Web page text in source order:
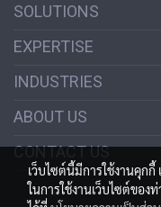
SOLUTIONS
EXPERTISE
INDUSTRIES
ABOUT US
CONTACT US
เว็บไซต์นี้มีการใช้งานคุก
ในการใช้งานเว็บไซต์ของ